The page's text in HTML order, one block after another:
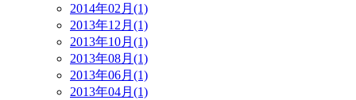
2014年02月(1)
2013年12月(1)
2013年10月(1)
2013年08月(1)
2013年06月(1)
2013年04月(1)